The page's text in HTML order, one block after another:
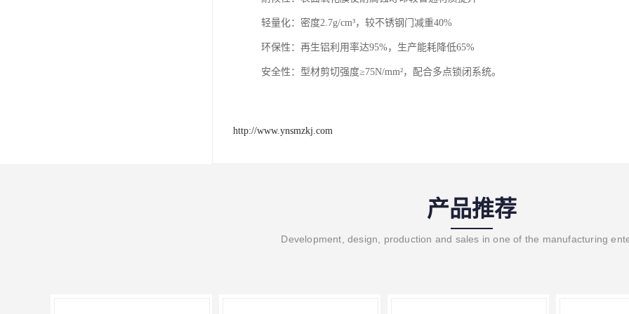
‌轻量化‌：密度2.7g/cm³，较不锈钢门减重40%
‌环保性‌：再生铝利用率达95%，生产能耗降低65%
‌安全性‌：型材剪切强度≥75N/mm²，配合多点锁闭系统。
http://www.ynsmzkj.com
产品推荐
Development, design, production and sales in one of the manufacturing